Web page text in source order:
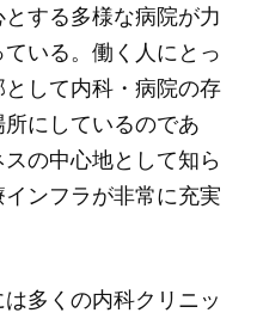
する多様な病院が力
いる。働く人にとっ
して内科・病院の存
にしているのであ
の中心地として知ら
ンフラが非常に充実
多くの内科クリニッ